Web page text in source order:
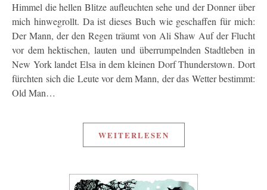
Himmel die hellen Blitze aufleuchten sehe und der Donner über
mich hinwegrollt. Da ist dieses Buch wie geschaffen für mich:
Der Mann, der den Regen träumt von Ali Shaw Auf der Flucht
vor dem hektischen, lauten und überrumpelnden Stadtleben in
New York landet Elsa in dem kleinen Dorf Thunderstown. Dort
fürchten sich die Leute vor dem Mann, der das Wetter bestimmt:
Old Man…
WEITERLESEN